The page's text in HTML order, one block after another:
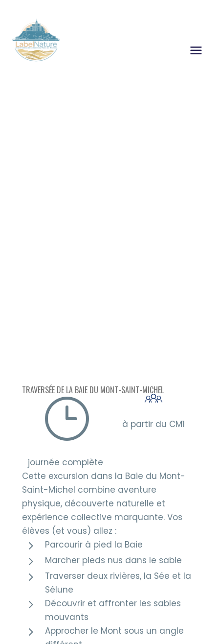
TRAVERSÉE DE LA BAIE DU MONT-SAINT-MICHEL
}
journée complète
à partir du CM1
Cette excursion dans la Baie du Mont-
Saint-Michel combine aventure
physique, découverte naturelle et
expérience collective marquante. Vos
élèves (et vous) allez :
5 Parcourir à pied la Baie
5 Marcher pieds nus dans le sable
5
Traverser deux rivières, la Sée et la
Sélune
5
Découvrir et affronter les sables
mouvants
5
Approcher le Mont sous un angle